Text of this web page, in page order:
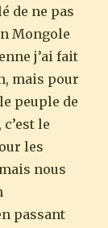
de ne pas
Mongole
j’ai fait
mais pour
peuple de
le
les
nous
passant